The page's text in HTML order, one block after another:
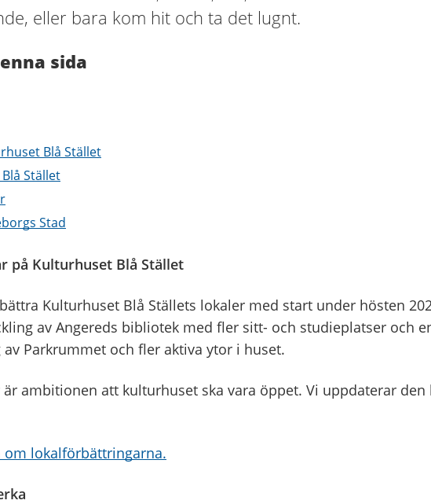
eller bara kom hit och ta det lugnt.
sida
Blå Stället
Stället
Stad
på Kulturhuset Blå Stället
Kulturhuset Blå Ställets lokaler med start under hösten
av Angereds bibliotek med fler sitt- och studieplatser och
Parkrummet och fler aktiva ytor i huset.
ambitionen att kulturhuset ska vara öppet. Vi uppdaterar
om lokalförbättringarna.